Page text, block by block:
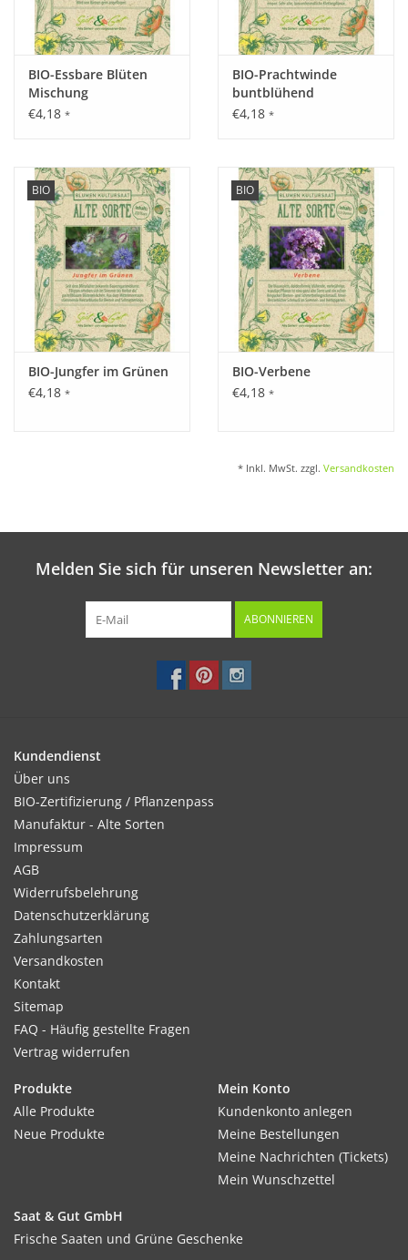
Tipp:
Die Jungpflanzenanzucht ist der Direktaussaat vorzuziehen.
Inhalt:
BIO-Essbare Blüten
Mischung
€4,18 *
BIO-Prachtwinde
buntblühend
€4,18 *
BIO
BIO-Jungfer im Grünen
€4,18 *
BIO
BIO-Verbene
€4,18 *
* Inkl. MwSt. zzgl. Versandkosten
Melden Sie sich für unseren Newsletter an:
ABONNIEREN
Kundendienst
Über uns
BIO-Zertifizierung / Pflanzenpass
Manufaktur - Alte Sorten
Impressum
AGB
Widerrufsbelehrung
Datenschutzerklärung
Zahlungsarten
Versandkosten
Kontakt
Sitemap
FAQ - Häufig gestellte Fragen
Vertrag widerrufen
Produkte
Alle Produkte
Neue Produkte
Mein Konto
Kundenkonto anlegen
Meine Bestellungen
Meine Nachrichten (Tickets)
Mein Wunschzettel
Saat & Gut GmbH
Frische Saaten und Grüne Geschenke